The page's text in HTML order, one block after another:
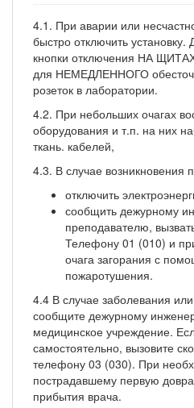
4.1. При аварии или
быстро отключить установку.
кнопки отключения НА
для НЕМЕДЛЕННОГО
розеток в лаборатории.
4.2. При небольших очагах
оборудования и т.п. на них
ткань. кабелей,
4.3. В случае возникновения
отключить
сообщить дежурному
преподавателю,
Телефону 01 (010) и
очага загорания с
пожаротушения.
4.4 В случае заболевания
сообщите дежурному
медицинское учреждение.
самостоятельно, вызовите
телефону 03 (030). При
пострадавшему первую
прибытия врача.